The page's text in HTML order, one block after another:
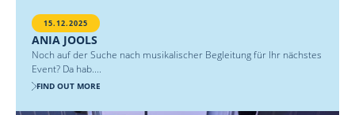
15.12.2025
ANIA JOOLS
Noch auf der Suche nach musikalischer Begleitung für Ihr nächstes
Event? Da hab....
FIND OUT MORE